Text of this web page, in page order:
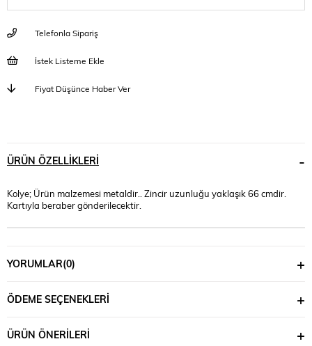
Telefonla Sipariş
İstek Listeme Ekle
Fiyat Düşünce Haber Ver
ÜRÜN ÖZELLIKLERI
Kolye; Ürün malzemesi metaldir.. Zincir uzunluğu yaklaşık 66 cmdir.
Kartıyla beraber gönderilecektir.
YORUMLAR(0)
ÖDEME SEÇENEKLERI
ÜRÜN ÖNERILERI